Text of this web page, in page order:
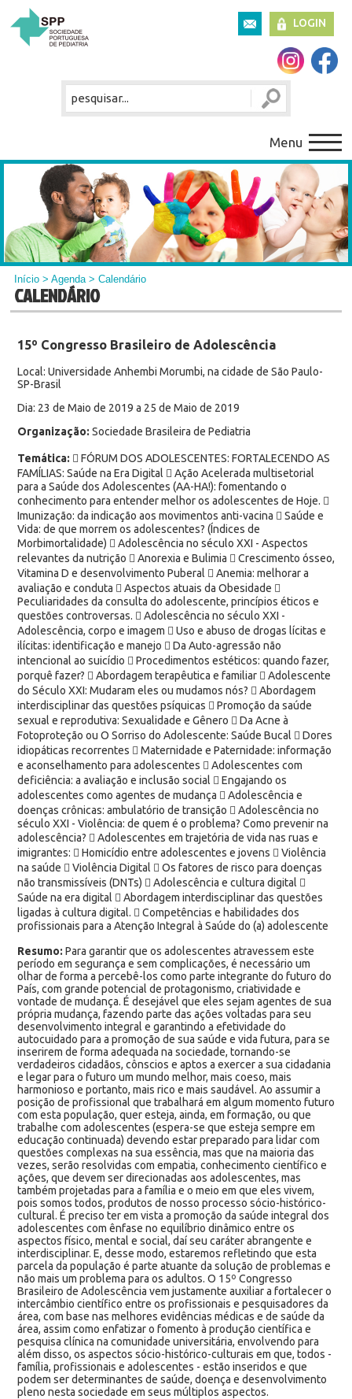
LOGIN
Menu
Início >Agenda> Calendário
CALENDÁRIO
15º Congresso Brasileiro de Adolescência
Local: Universidade Anhembi Morumbi, na cidade de São Paulo-
SP-Brasil
Dia: 23 de Maio de 2019 a 25 de Maio de 2019
Organização: Sociedade Brasileira de Pediatria
Temática:  FÓRUM DOS ADOLESCENTES: FORTALECENDO AS
FAMÍLIAS: Saúde na Era Digital  Ação Acelerada multisetorial
para a Saúde dos Adolescentes (AA-HA!): fomentando o
conhecimento para entender melhor os adolescentes de Hoje. 
Imunização: da indicação aos movimentos anti-vacina  Saúde e
Vida: de que morrem os adolescentes? (Índices de
Morbimortalidade)  Adolescência no século XXI - Aspectos
relevantes da nutrição  Anorexia e Bulimia  Crescimento ósseo,
Vitamina D e desenvolvimento Puberal  Anemia: melhorar a
avaliação e conduta  Aspectos atuais da Obesidade 
Peculiaridades da consulta do adolescente, princípios éticos e
questões controversas.  Adolescência no século XXI -
Adolescência, corpo e imagem  Uso e abuso de drogas lícitas e
ilícitas: identificação e manejo  Da Auto-agressão não
intencional ao suicídio  Procedimentos estéticos: quando fazer,
porquê fazer?  Abordagem terapêutica e familiar  Adolescente
do Século XXI: Mudaram eles ou mudamos nós?  Abordagem
interdisciplinar das questões psíquicas  Promoção da saúde
sexual e reprodutiva: Sexualidade e Gênero  Da Acne à
Fotoproteção ou O Sorriso do Adolescente: Saúde Bucal  Dores
idiopáticas recorrentes  Maternidade e Paternidade: informação
e aconselhamento para adolescentes  Adolescentes com
deficiência: a avaliação e inclusão social  Engajando os
adolescentes como agentes de mudança  Adolescência e
doenças crônicas: ambulatório de transição  Adolescência no
século XXI - Violência: de quem é o problema? Como prevenir na
adolescência?  Adolescentes em trajetória de vida nas ruas e
imigrantes:  Homicídio entre adolescentes e jovens  Violência
na saúde  Violência Digital  Os fatores de risco para doenças
não transmissíveis (DNTs)  Adolescência e cultura digital 
Saúde na era digital  Abordagem interdisciplinar das questões
ligadas à cultura digital.  Competências e habilidades dos
profissionais para a Atenção Integral à Saúde do (a) adolescente
Resumo: Para garantir que os adolescentes atravessem este
período em segurança e sem complicações, é necessário um
olhar de forma a percebê-los como parte integrante do futuro do
País, com grande potencial de protagonismo, criatividade e
vontade de mudança. É desejável que eles sejam agentes de sua
própria mudança, fazendo parte das ações voltadas para seu
desenvolvimento integral e garantindo a efetividade do
autocuidado para a promoção de sua saúde e vida futura, para se
inserirem de forma adequada na sociedade, tornando-se
verdadeiros cidadãos, cônscios e aptos a exercer a sua cidadania
e legar para o futuro um mundo melhor, mais coeso, mais
harmonioso e portanto, mais rico e mais saudável. Ao assumir a
posição de profissional que trabalhará em algum momento futuro
com esta população, quer esteja, ainda, em formação, ou que
trabalhe com adolescentes (espera-se que esteja sempre em
educação continuada) devendo estar preparado para lidar com
questões complexas na sua essência, mas que na maioria das
vezes, serão resolvidas com empatia, conhecimento científico e
ações, que devem ser direcionadas aos adolescentes, mas
também projetadas para a família e o meio em que eles vivem,
pois somos todos, produtos de nosso processo sócio-histórico-
cultural. É preciso ter em vista a promoção da saúde integral dos
adolescentes com ênfase no equilíbrio dinâmico entre os
aspectos físico, mental e social, daí seu caráter abrangente e
interdisciplinar. E, desse modo, estaremos refletindo que esta
parcela da população é parte atuante da solução de problemas e
não mais um problema para os adultos. O 15º Congresso
Brasileiro de Adolescência vem justamente auxiliar a fortalecer o
intercâmbio científico entre os profissionais e pesquisadores da
área, com base nas melhores evidências médicas e de saúde da
área, assim como enfatizar o fomento à produção científica e
pesquisa clínica na comunidade universitária, envolvendo para
além disso, os aspectos sócio-histórico-culturais em que, todos -
família, profissionais e adolescentes - estão inseridos e que
podem ser determinantes de saúde, doença e desenvolvimento
pleno nesta sociedade em seus múltiplos aspectos.